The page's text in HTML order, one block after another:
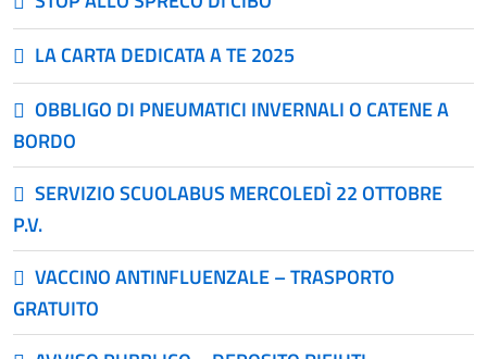
LA CARTA DEDICATA A TE 2025
OBBLIGO DI PNEUMATICI INVERNALI O CATENE A
BORDO
SERVIZIO SCUOLABUS MERCOLEDÌ 22 OTTOBRE
P.V.
VACCINO ANTINFLUENZALE – TRASPORTO
GRATUITO